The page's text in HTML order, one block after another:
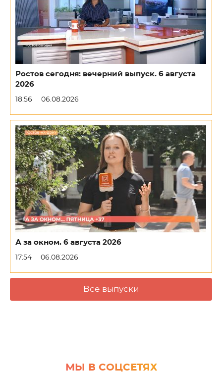
Ростов сегодня: вечерний выпуск. 6 августа
2026
18:56 06.08.2026
А за окном. 6 августа 2026
17:54 06.08.2026
Все выпуски
МЫ В СОЦСЕТЯХ